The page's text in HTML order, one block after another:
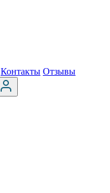
Контакты Отзывы